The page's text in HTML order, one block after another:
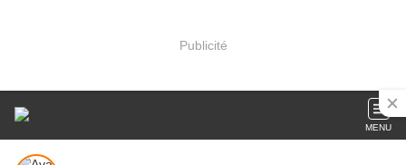
Publicité
MENU